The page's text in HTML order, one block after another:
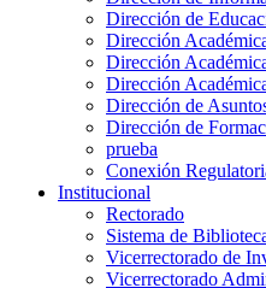
Dirección de
Dirección
Dirección
Dirección
Dirección de
Dirección de
prueba
Conexión
Institucional
Rectorado
Sistema de
Vicerrectorado de
Vicerrectorado